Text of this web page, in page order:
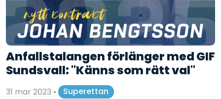
Anfallstalangen förlänger med GIF
Sundsvall: "Känns som rätt val"
31 mar 2023 •
Superettan